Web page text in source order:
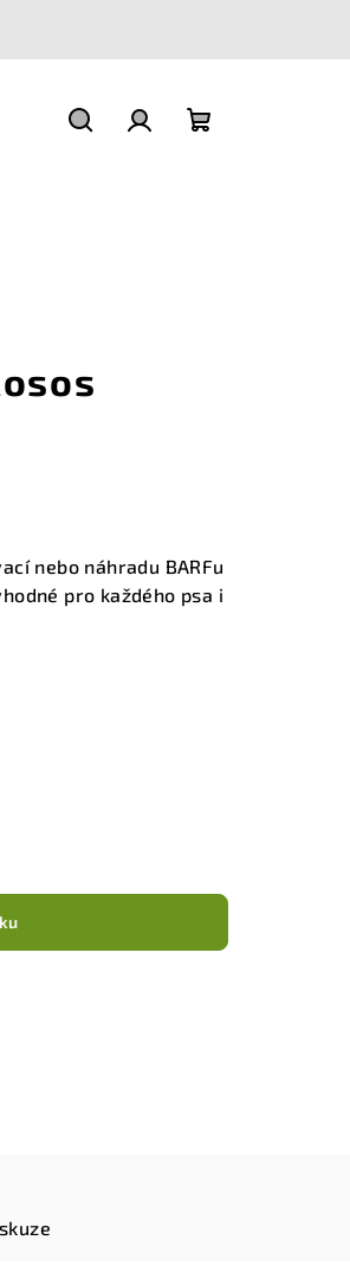
nebo náhradu BARFu
pro každého psa i